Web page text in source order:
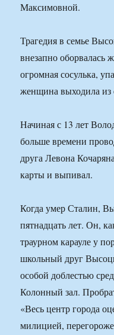
Максимовной.
Трагедия в семье
внезапно
огромная сосулька,
женщина выходила из
Начиная с 13 лет
больше времени
друга Левона
карты и выпивал.
Когда умер Сталин,
пятнадцать лет. Он,
траурном карауле у
школьный друг
особой доблестью
Колонный зал.
«Весь центр города
милицией,